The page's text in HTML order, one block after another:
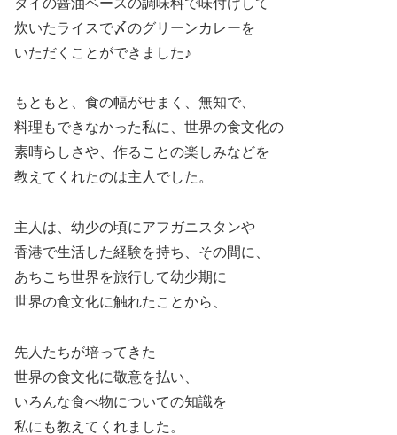
炊いたライスで〆のグリーンカレーを
いただくことができました♪
もともと、食の幅がせまく、無知で、
料理もできなかった私に、世界の食文化の
素晴らしさや、作ることの楽しみなどを
教えてくれたのは主人でした。
主人は、幼少の頃にアフガニスタンや
香港で生活した経験を持ち、その間に、
あちこち世界を旅行して幼少期に
世界の食文化に触れたことから、
先人たちが培ってきた
世界の食文化に敬意を払い、
いろんな食べ物についての知識を
私にも教えてくれました。